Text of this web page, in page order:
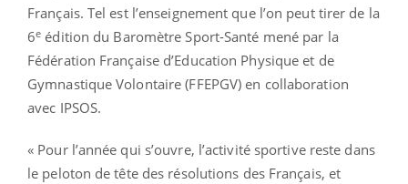
Français. Tel est l’enseignement que l’on peut tirer de la
6e édition du Baromètre Sport-Santé mené par la
Fédération Française d’Education Physique et de
Gymnastique Volontaire (FFEPGV) en collaboration
avec IPSOS.
« Pour l’année qui s’ouvre, l’activité sportive reste dans
le peloton de tête des résolutions des Français, et